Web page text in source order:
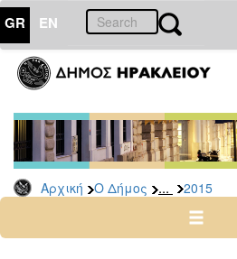
GR EN
Αρχική Ο Δήμος ... 2015
ΔΗΜΟΣ
Δελτία
Τύπου
Αρχείο
2026
2024